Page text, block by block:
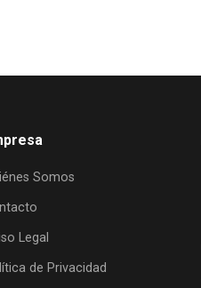
Somos
Legal
de Privacidad